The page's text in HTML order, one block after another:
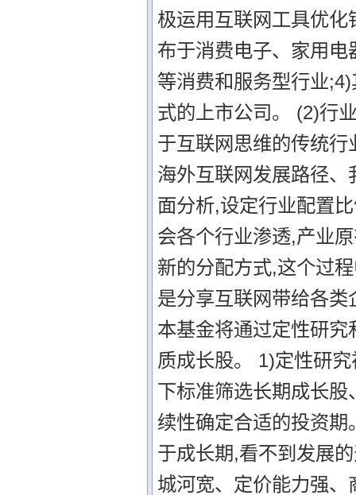
极运用互联网工具优
布于消费电子、家用
等消费和服务型行业
式的上市公司。 (2)行
于互联网思维的传统
海外互联网发展路径
面分析,设定行业配置
会各个行业渗透,产业
新的分配方式,这个过
是分享互联网带给各
本基金将通过定性研
质成长股。 1)定性研
下标准筛选长期成长
续性确定合适的投资
于成长期,看不到发展
城河宽、定价能力强